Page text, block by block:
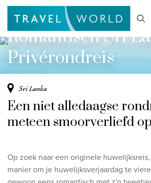
De mooiste
Baoase Luxury Resort Curaçao
Lux* Grand Baie Resort Mauritius
Constance Halaveli Maldives
Bekijk alle vliegvakanties
Unieke rondreizen
Fly & Drive - Kleuren van Yucatan
Ontdekking Sri Lanka
Homepage Bestemmingen
elkaar
Romantisch Sri
Privérondreis
Sri Lanka
Een niet alledaagse
meteen smoorverliefd
Op zoek naar een originele
manier om je huwelijksverjaardag te